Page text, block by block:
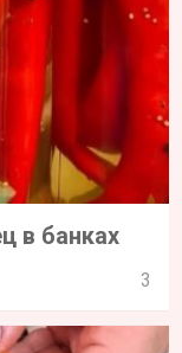
в банках
3